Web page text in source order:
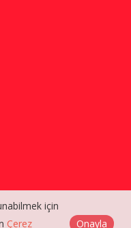
için
Çerez Onayla